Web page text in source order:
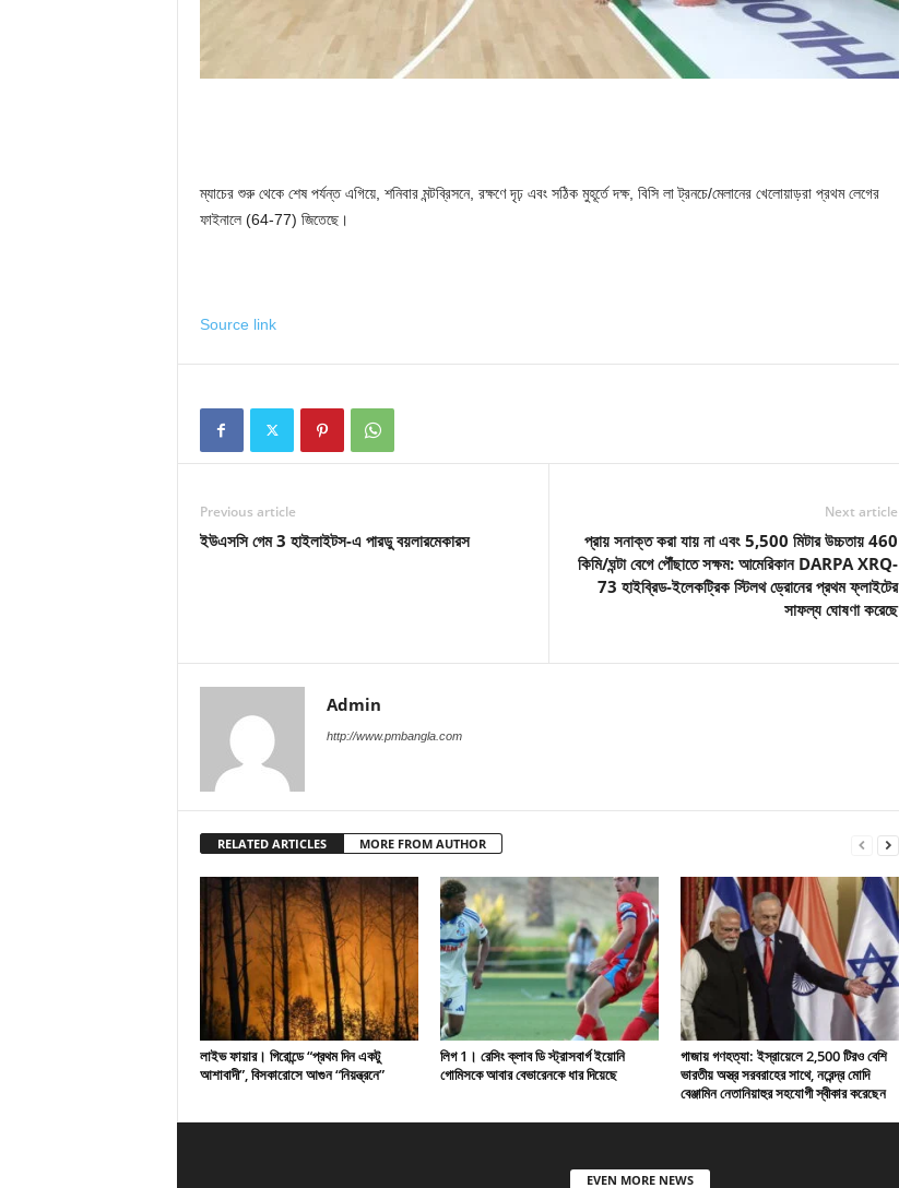
ম্যাচের শুরু থেকে শেষ পর্যন্ত এগিয়ে, শনিবার মন্টব্রিসনে, রক্ষণে দৃঢ় এবং সঠিক মুহূর্তে দক্ষ, বিসি লা ট্রনচে/মেলানের খেলোয়াড়রা প্রথম লেগের
ফাইনালে (64-77) জিতেছে।
Source link
Previous article
ইউএসসি গেম 3 হাইলাইটস-এ পারডু বয়লারমেকারস
Next article
প্রায় সনাক্ত করা যায় না এবং 5,500 মিটার উচ্চতায় 460
কিমি/ঘন্টা বেগে পৌঁছাতে সক্ষম: আমেরিকান DARPA XRQ-
73 হাইব্রিড-ইলেকট্রিক স্টিলথ ড্রোনের প্রথম ফ্লাইটের
সাফল্য ঘোষণা করেছে
Admin
http://www.pmbangla.com
RELATED ARTICLES MORE FROM AUTHOR
লাইভ ফায়ার। গিরোন্ডে “প্রথম দিন একটু
আশাবাদী”, বিসকারোসে আগুন “নিয়ন্ত্রনে”
লিগ 1। রেসিং ক্লাব ডি স্ট্রাসবার্গ ইয়োনি
গোমিসকে আবার বেভারেনকে ধার দিয়েছে
গাজায় গণহত্যা: ইস্রায়েলে 2,500 টিরও বেশি
ভারতীয় অস্ত্র সরবরাহের সাথে, নরেন্দ্র মোদি
বেঞ্জামিন নেতানিয়াহুর সহযোগী স্বীকার করেছেন
EVEN MORE NEWS